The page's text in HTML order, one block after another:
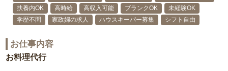
扶養内OK
高時給 高収入可能 ブランクOK
未経験OK
学歴不問
家政婦の求人 ハウスキーパー募集 シフト自由
お仕事内容
お料理代行